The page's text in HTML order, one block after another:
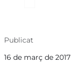
Publicat
16 de març de 2017